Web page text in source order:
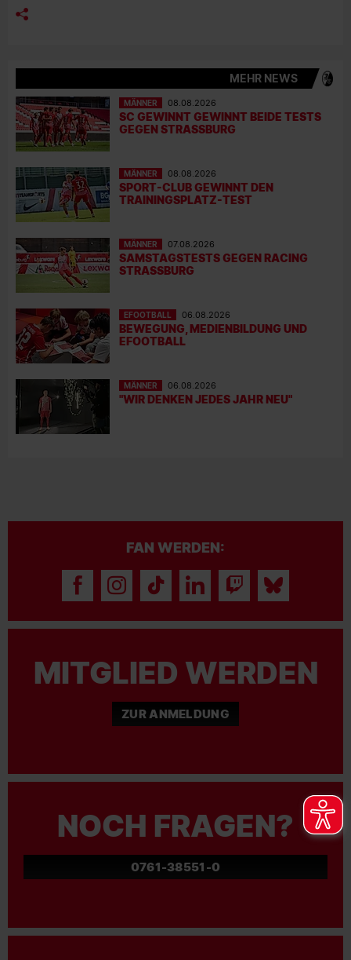
MEHR NEWS
MÄNNER 08.08.2026
SC GEWINNT GEWINNT BEIDE TESTS
GEGEN STRASSBURG
MÄNNER 08.08.2026
SPORT-CLUB GEWINNT DEN
TRAININGSPLATZ-TEST
MÄNNER 07.08.2026
SAMSTAGSTESTS GEGEN RACING
STRASSBURG
EFOOTBALL 06.08.2026
BEWEGUNG, MEDIENBILDUNG UND
EFOOTBALL
MÄNNER 06.08.2026
"WIR DENKEN JEDES JAHR NEU"
FAN WERDEN:
MITGLIED WERDEN
ZUR ANMELDUNG
NOCH FRAGEN?
0761-38551-0